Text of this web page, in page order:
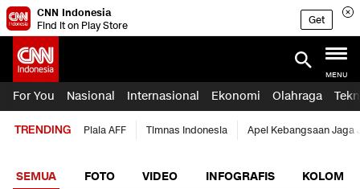
CNN Indonesia
Find it on Play Store
Get
MENU
For You Nasional Internasional Ekonomi Olahraga
TRENDING Piala AFF Timnas Indonesia Apel Kebangsaan Jaga
SEMUA FOTO VIDEO INFOGRAFIS KOLOM